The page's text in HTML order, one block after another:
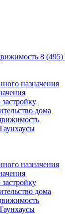
8 (495)
назначения
дома
назначения
дома